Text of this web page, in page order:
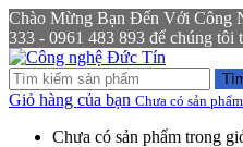
Chào Mừng Bạn Đến Với Công
333 - 0961 483 893 để chúng tôi
Giỏ hàng của bạn Chưa có sản phẩm
Chưa có sản phẩm trong